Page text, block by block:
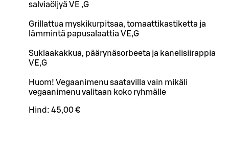
salviaöljyä VE ,G
Grillattua myskikurpitsaa, tomaattikastiketta ja
lämmintä papusalaattia VE,G
Suklaakakkua, päärynäsorbeeta ja kanelisiirappia
VE,G
Huom! Vegaanimenu saatavilla vain mikäli
vegaanimenu valitaan koko ryhmälle
Hind: 45,00 €